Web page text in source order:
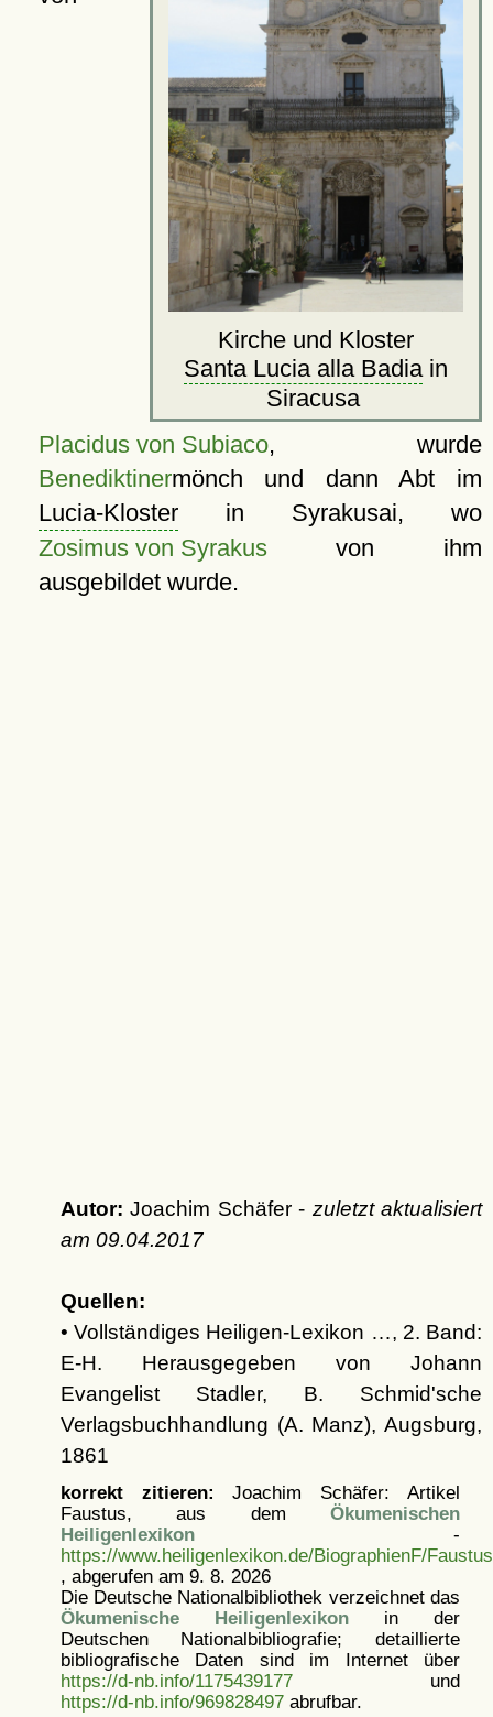
Kirche und Kloster
Santa Lucia alla Badia in
Siracusa
Placidus von Subiaco, wurde
Benediktinermönch und dann Abt im
Lucia-Klosterin Syrakusai, wo
Zosimus von Syrakusvon ihm
ausgebildet wurde.
Autor: Joachim Schäfer - zuletzt aktualisiert
am 09.04.2017
Quellen:
• Vollständiges Heiligen-Lexikon …, 2. Band:
E-H. Herausgegeben von Johann
Evangelist Stadler, B. Schmid'sche
Verlagsbuchhandlung (A. Manz), Augsburg,
1861
korrekt zitieren: Joachim Schäfer: Artikel
Faustus, aus dem Ökumenischen
Heiligenlexikon-
https://www.heiligenlexikon.de/BiographienF/
, abgerufen am 9. 8. 2026
Die Deutsche Nationalbibliothek verzeichnet das
Ökumenische Heiligenlexikonin der
Deutschen Nationalbibliografie; detaillierte
bibliografische Daten sind im Internet über
https://d-nb.info/1175439177und
https://d-nb.info/969828497abrufbar.